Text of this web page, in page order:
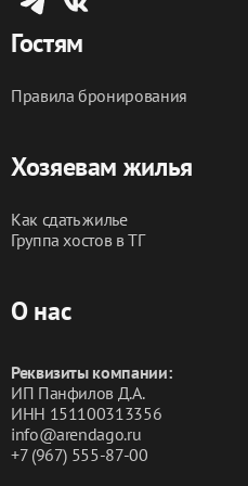
Гостям
Правила бронирования
Хозяевам жилья
Как сдать жилье
Группа хостов в ТГ
О нас
Реквизиты компании:
ИП Панфилов Д.А.
ИНН 151100313356
info@arendago.ru
+7 (967) 555-87-00